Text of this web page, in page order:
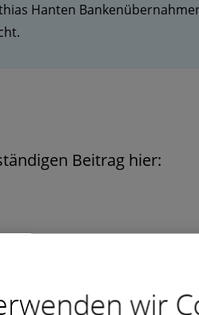
Hanten
Beitrag hier:
wir